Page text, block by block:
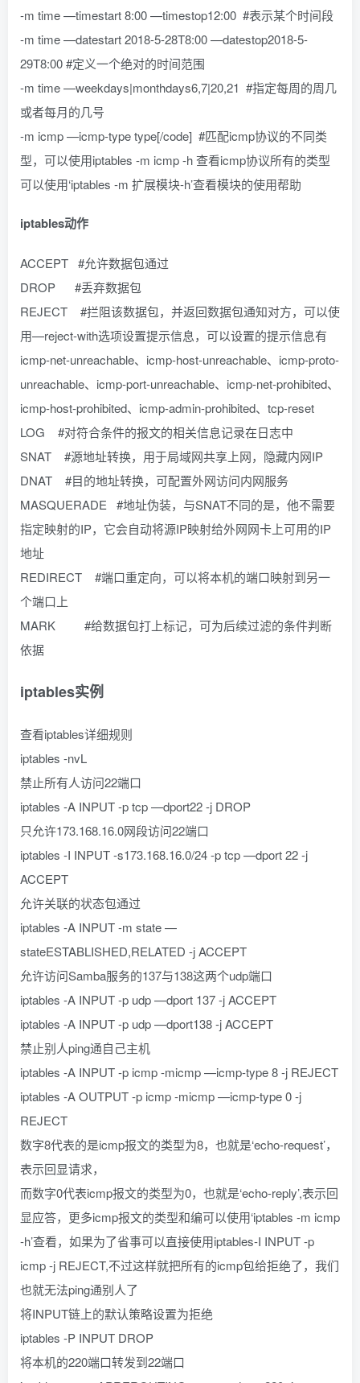
-m time —timestart 8:00 —timestop12:00 #表示某个时间段
-m time —datestart 2018-5-28T8:00 —datestop2018-5-
29T8:00 #定义一个绝对的时间范围
-m time —weekdays|monthdays6,7|20,21 #指定每周的周几
或者每月的几号
-m icmp —icmp-type type[/code] #匹配icmp协议的不同类
型，可以使用iptables -m icmp -h 查看icmp协议所有的类型
可以使用‘iptables -m 扩展模块-h’查看模块的使用帮助
iptables动作
ACCEPT #允许数据包通过
DROP #丢弃数据包
REJECT #拦阻该数据包，并返回数据包通知对方，可以使
用—reject-with选项设置提示信息，可以设置的提示信息有
icmp-net-unreachable、icmp-host-unreachable、icmp-proto-
unreachable、icmp-port-unreachable、icmp-net-prohibited、
icmp-host-prohibited、icmp-admin-prohibited、tcp-reset
LOG #对符合条件的报文的相关信息记录在日志中
SNAT #源地址转换，用于局域网共享上网，隐藏内网IP
DNAT #目的地址转换，可配置外网访问内网服务
MASQUERADE #地址伪装，与SNAT不同的是，他不需要
指定映射的IP，它会自动将源IP映射给外网网卡上可用的IP
地址
REDIRECT #端口重定向，可以将本机的端口映射到另一
个端口上
MARK #给数据包打上标记，可为后续过滤的条件判断
依据
iptables实例
查看iptables详细规则
iptables -nvL
禁止所有人访问22端口
iptables -A INPUT -p tcp —dport22 -j DROP
只允许173.168.16.0网段访问22端口
iptables -I INPUT -s173.168.16.0/24 -p tcp —dport 22 -j
ACCEPT
允许关联的状态包通过
iptables -A INPUT -m state —
stateESTABLISHED,RELATED -j ACCEPT
允许访问Samba服务的137与138这两个udp端口
iptables -A INPUT -p udp —dport 137 -j ACCEPT
iptables -A INPUT -p udp —dport138 -j ACCEPT
禁止别人ping通自己主机
iptables -A INPUT -p icmp -micmp —icmp-type 8 -j REJECT
iptables -A OUTPUT -p icmp -micmp —icmp-type 0 -j
REJECT
数字8代表的是icmp报文的类型为8，也就是‘echo-request’，
表示回显请求，
而数字0代表icmp报文的类型为0，也就是‘echo-reply’,表示回
显应答，更多icmp报文的类型和编可以使用‘iptables -m icmp
-h’查看，如果为了省事可以直接使用iptables-I INPUT -p
icmp -j REJECT,不过这样就把所有的icmp包给拒绝了，我们
也就无法ping通别人了
将INPUT链上的默认策略设置为拒绝
iptables -P INPUT DROP
将本机的220端口转发到22端口